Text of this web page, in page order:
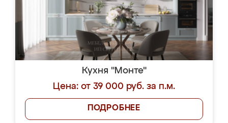
Кухня "Монте"
Цена: от 39 000 руб. за п.м.
ПОДРОБНЕЕ